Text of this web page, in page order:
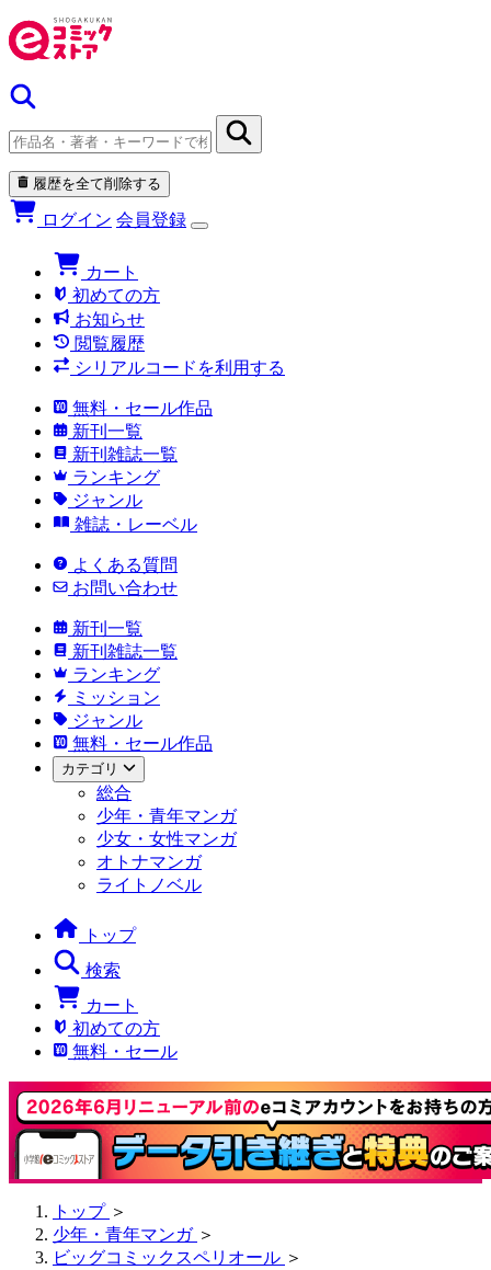
履歴を全て削除する
ログイン 会員登録
カート
初めての方
お知らせ
閲覧履歴
シリアルコードを利用する
無料・セール作品
新刊一覧
新刊雑誌一覧
ランキング
ジャンル
雑誌・レーベル
よくある質問
お問い合わせ
新刊一覧
新刊雑誌一覧
ランキング
ミッション
ジャンル
無料・セール作品
カテゴリ
総合
少年・青年マンガ
少女・女性マンガ
オトナマンガ
ライトノベル
トップ
検索
カート
初めての方
無料・セール
トップ ＞
少年・青年マンガ ＞
ビッグコミックスペリオール ＞